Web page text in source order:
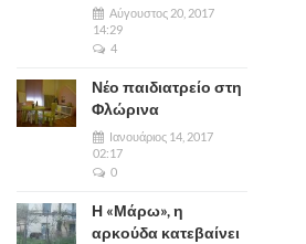
Αύγουστος 20, 2017
14:29
4
Νέο παιδιατρείο στη
Φλώρινα
Ιανουάριος 14, 2017
02:17
0
Η «Μάρω», η
αρκούδα κατεβαίνει